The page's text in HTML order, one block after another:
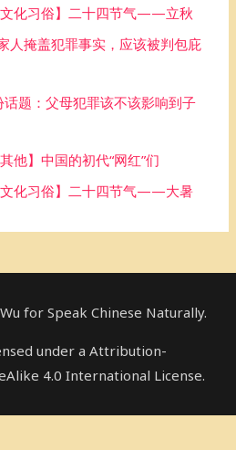
化习俗】二十四节气——立秋
人掩盖犯罪事实，应该被判包庇
题：父母犯罪该不该影响到子
他】中国的初代“网红”们
化习俗】二十四节气——大暑
for Speak Chinese Naturally.
under a Attribution-
4.0 International License.